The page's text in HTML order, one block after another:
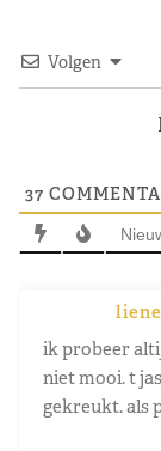
Volgen
37
ik probeer
niet mooi. t
gekreukt. als